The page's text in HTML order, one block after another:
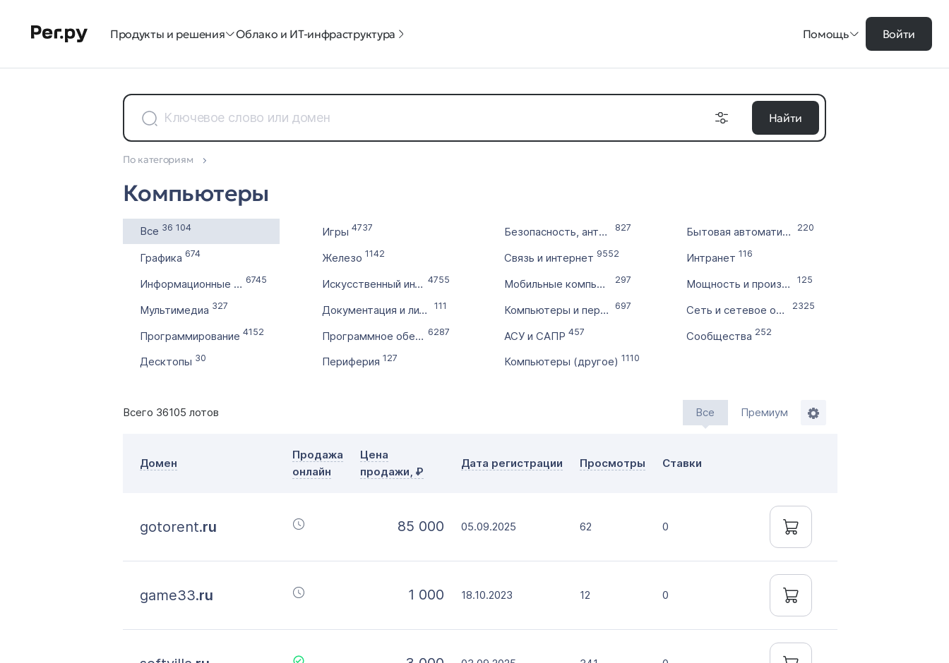
Продукты и решения Облако и ИТ-инфраструктура Помощь Войти
Найти
Доменные зоны
Все 35
Выставлен на продажу
с
по
Без цены
Количество символов
с
Дополнительные условия
Оформление до 20 дней
По категориям
Компьютеры
Все 36 104 Игры 4737 Безопасность, антивирусы 827 Бытовая автоматизация 220
Графика 674 Железо 1142 Связь и интернет 9552 Интранет 116
Информационные технологии 6745 Искусственный интеллект 4755 Мобильные компьютеры 297 Мощность и производительность 125
Мультимедиа 327 Документация и литература 111 Компьютеры и периферия 697 Сеть и сетевое оборудование 2325
Программирование 4152 Программное обеспечение 6287 АСУ и САПР 457 Сообщества 252
Десктопы 30 Периферия 127 Компьютеры (другое) 1110
Всего 36105 лотов Все Премиум
Домен
Продажа
онлайн
Цена
продажи, ₽
Дата регистрации Просмотры Ставки
gotorent.ru 85 000 05.09.2025 62 0
game33.ru 1 000 18.10.2023 12 0